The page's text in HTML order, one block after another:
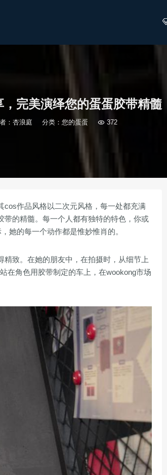
完美演绎您的蛋蛋胶带精髓
：杏浪庭 分类： 您的蛋蛋 372
作品风格以二次元风格，每一处都充满
的精髓。每一个人都有独特的特色，你或
她的每一个动作都是惟妙惟肖的。
致。在她的朋友中，在拍摄时，从细节上
在角色用胶带制定的车上，在wookong市场